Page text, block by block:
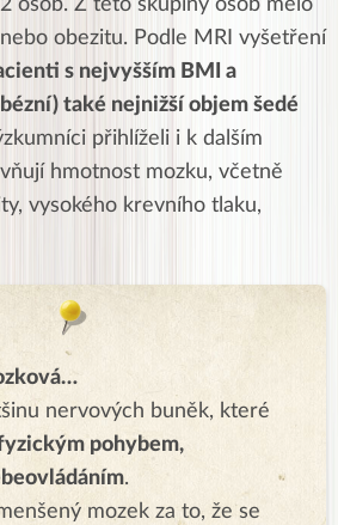
osob. Z této skupiny osob mělo
obezitu. Podle MRI vyšetření
s nejvyšším BMI a
také nejnižší objem šedé
přihlíželi i k dalším
hmotnost mozku, včetně
vysokého krevního tlaku,
nervových buněk, které
pohybem,
.
mozek za to, že se